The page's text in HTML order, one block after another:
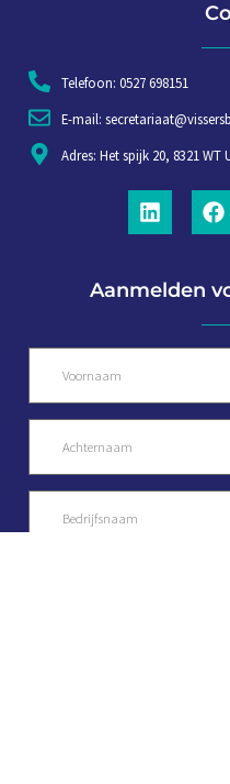
Telefoon: 0527 698151
E-mail:
Adres: Het spijk 20, 8321 WT
Aanmelden